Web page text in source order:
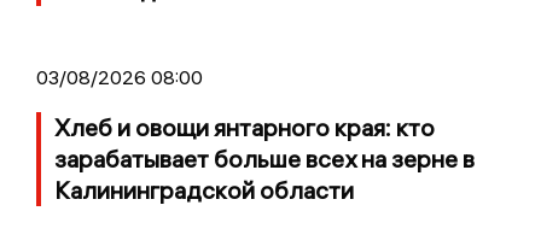
03/08/2026 08:00
Хлеб и овощи янтарного края: кто
зарабатывает больше всех на зерне в
Калининградской области